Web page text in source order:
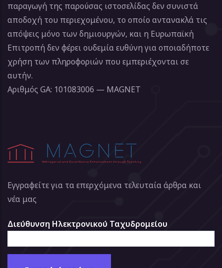
παραγωγή της παρούσας ιστοσελίδας δεν συνιστά
αποδοχή του περιεχομένου, το οποίο αντανακλά τις
απόψεις μόνο των δημιουργών, και η Ευρωπαϊκή
Επιτροπή δεν φέρει ουδεμία ευθύνη για οποιαδήποτε
χρήση των πληροφοριών που εμπεριέχονται σε
αυτήν.
Αριθμός GA: 101083006 — MAGNET
Εγγραφείτε για τα επερχόμενα τελευταία άρθρα και
νέα μας
Διεύθυνση Ηλεκτρονικού Ταχυδρομείου